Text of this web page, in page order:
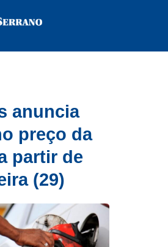
anuncia
preço da
partir de
(29)